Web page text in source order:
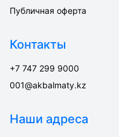
Публичная оферта
Контакты
+7 747 299 9000
001@akbalmaty.kz
Наши адреса